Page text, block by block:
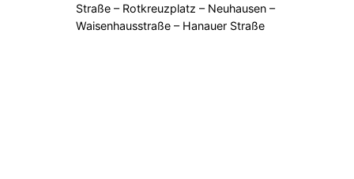
Straße – Rotkreuzplatz – Neuhausen –
Waisenhausstraße – Hanauer Straße